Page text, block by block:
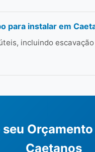
para instalar em
incluindo
Caetanos